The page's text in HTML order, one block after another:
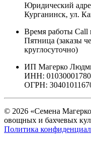
Юридический
Курганинск, ул.
Время работы Call
Пятница (заказы
круглосуточно)
ИП Магерко
ИНН:
ОГРН:
© 2026 «Семена
овощных и бахчевых
Политика